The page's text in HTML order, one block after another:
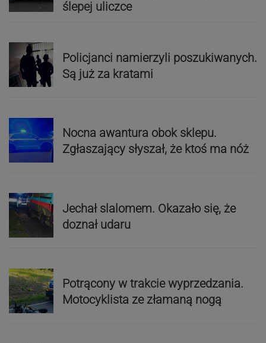
ślepej uliczce
Policjanci namierzyli poszukiwanych.
Są już za kratami
Nocna awantura obok sklepu.
Zgłaszający słyszał, że ktoś ma nóż
Jechał slalomem. Okazało się, że
doznał udaru
Potrącony w trakcie wyprzedzania.
Motocyklista ze złamaną nogą